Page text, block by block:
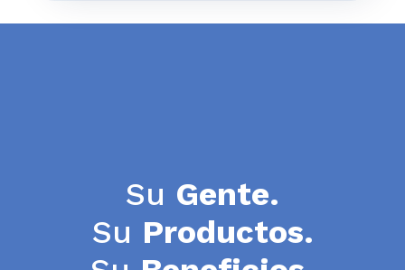
Su Gente.
Su Productos.